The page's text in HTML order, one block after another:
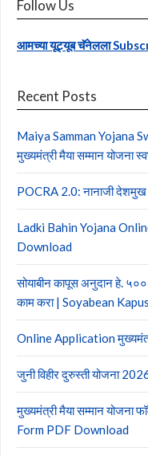
Follow Us
आमच्या यूट्यूब चॅनेलला
Recent Posts
Maiya Samman Yojana
मुख्यमंत्री मैया सम्मान योजना
POCRA 2.0: नानाजी देशमुख
Ladki Bahin Yojana
Download
सोयाबीन कापूस अनुदान हे.
काम करा | Soyabean
Online Application मुख्यमंत्री
जुनी विहीर दुरुस्ती योजना
मुख्यमंत्री मैया सम्मान योजना
Form PDF Download